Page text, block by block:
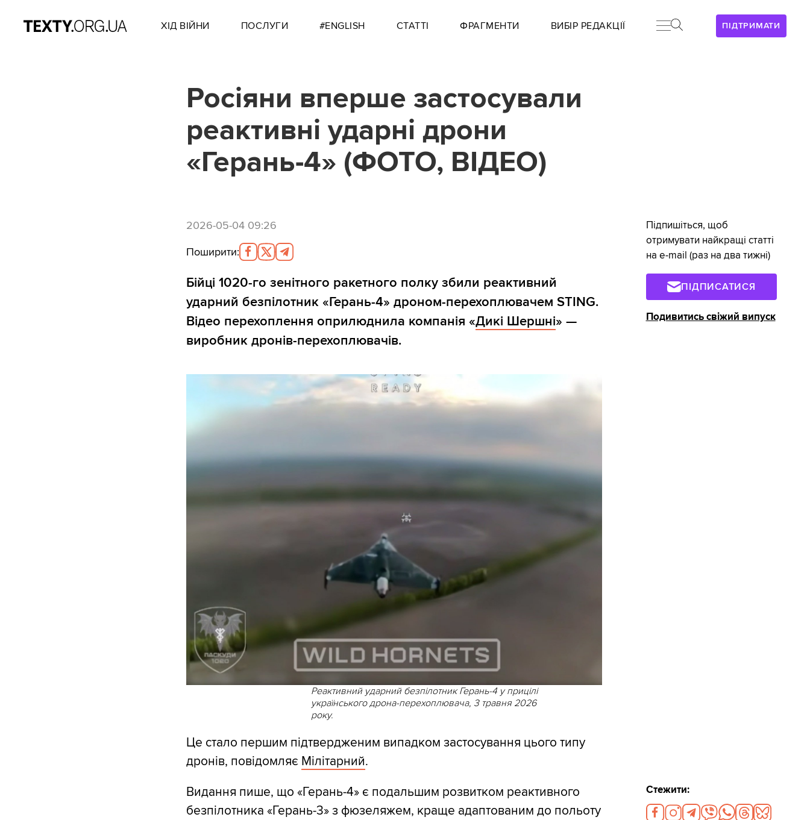
ПІДТРИМАТИ
ХІД ВІЙНИ ПОСЛУГИ #ENGLISH СТАТТІ ФРАГМЕНТИ ВИБІР РЕДАКЦІЇ
Росіяни вперше застосували
реактивні ударні дрони
«Герань-4» (ФОТО, ВІДЕО)
2026-05-04 09:26
Поширити:
Бійці 1020-го зенітного ракетного полку збили реактивний
ударний безпілотник «Герань-4» дроном-перехоплювачем STING.
Відео перехоплення оприлюднила компанія «Дикі Шершні» —
виробник дронів-перехоплювачів.
Реактивний ударний безпілотник Герань-4 у прицілі
українського дрона-перехоплювача, 3 травня 2026
року.
Це стало першим підтвердженим випадком застосування цього типу
дронів, повідомляє Мілітарний.
Видання пише, що «Герань-4» є подальшим розвитком реактивного
безпілотника «Герань-3» з фюзеляжем, краще адаптованим до польоту
Підпишіться, щоб
отримувати найкращі статті
на e-mail (раз на два тижні)
ПІДПИСАТИСЯ
Подивитись свіжий випуск
Стежити: